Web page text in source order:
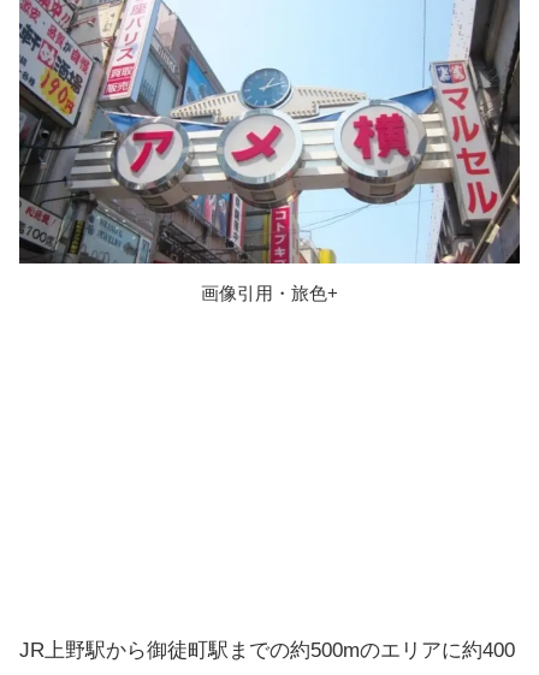
画像引用・旅色+
JR上野駅から御徒町駅までの約500mのエリアに約400